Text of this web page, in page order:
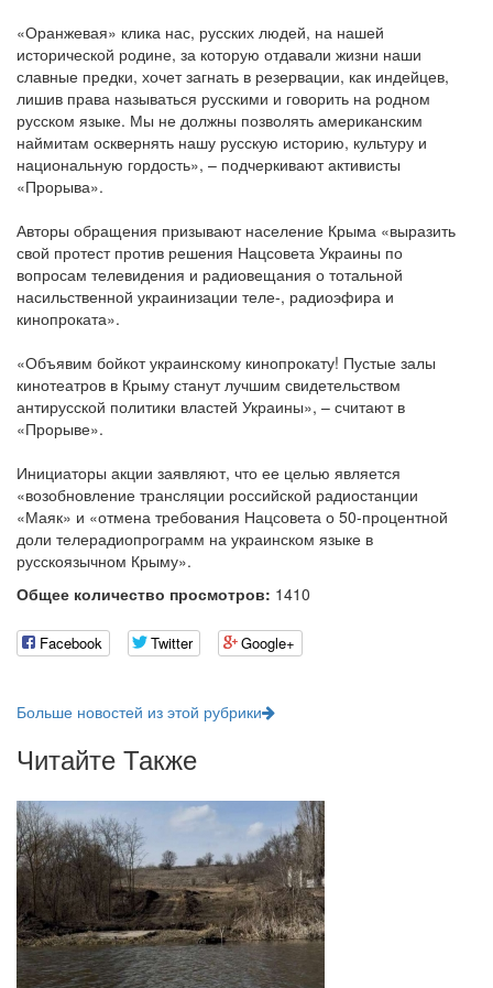
«Оранжевая» клика нас, русских людей, на нашей
исторической родине, за которую отдавали жизни наши
славные предки, хочет загнать в резервации, как индейцев,
лишив права называться русскими и говорить на родном
русском языке. Мы не должны позволять американским
наймитам осквернять нашу русскую историю, культуру и
национальную гордость», – подчеркивают активисты
«Прорыва».
Авторы обращения призывают население Крыма «выразить
свой протест против решения Нацсовета Украины по
вопросам телевидения и радиовещания о тотальной
насильственной украинизации теле-, радиоэфира и
кинопроката».
«Объявим бойкот украинскому кинопрокату! Пустые залы
кинотеатров в Крыму станут лучшим свидетельством
антирусской политики властей Украины», – считают в
«Прорыве».
Инициаторы акции заявляют, что ее целью является
«возобновление трансляции российской радиостанции
«Маяк» и «отмена требования Нацсовета о 50-процентной
доли телерадиопрограмм на украинском языке в
русскоязычном Крыму».
Общее количество просмотров: 1410
Facebook Twitter Google+
Больше новостей из этой рубрики
Читайте Также